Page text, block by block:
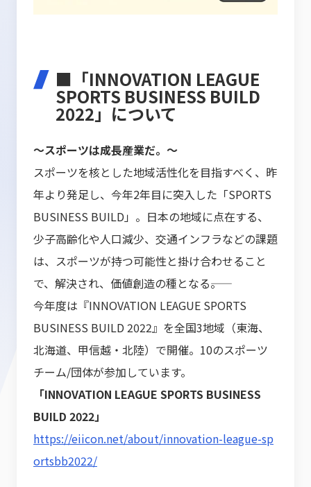
■「INNOVATION LEAGUE
SPORTS BUSINESS BUILD
2022」について
～スポーツは成長産業だ。～
スポーツを核とした地域活性化を目指すべく、昨
年より発足し、今年2年目に突入した「SPORTS
BUSINESS BUILD」。日本の地域に点在する、
少子高齢化や人口減少、交通インフラなどの課題
は、スポーツが持つ可能性と掛け合わせること
で、解決され、価値創造の種となる――。
今年度は『INNOVATION LEAGUE SPORTS
BUSINESS BUILD 2022』を全国3地域（東海、
北海道、甲信越・北陸）で開催。10のスポーツ
チーム/団体が参加しています。
「INNOVATION LEAGUE SPORTS BUSINESS
BUILD 2022」
https://eiicon.net/about/innovation-league-sp
ortsbb2022/